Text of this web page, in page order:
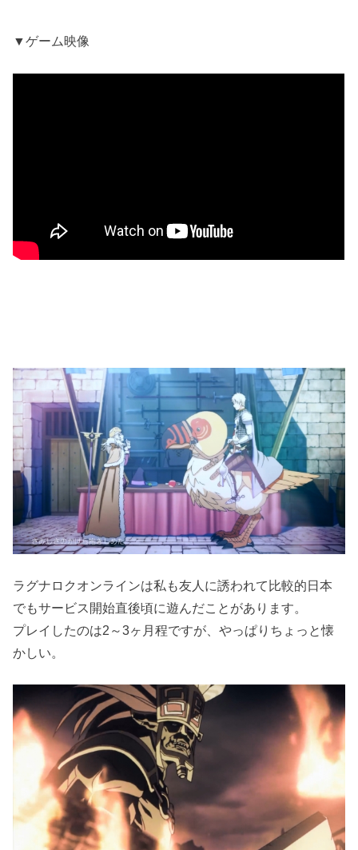
▼ゲーム映像
ラグナロクオンラインは私も友人に誘われて比較的日本
でもサービス開始直後頃に遊んだことがあります。
プレイしたのは2～3ヶ月程ですが、やっぱりちょっと懐
かしい。